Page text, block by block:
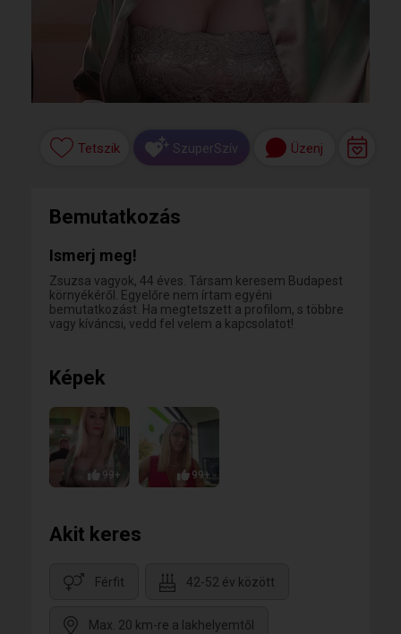
Tetszik SzuperSzív Üzenj
Bemutatkozás
Ismerj meg!
Zsuzsa vagyok, 44 éves. Társam keresem Budapest
környékéről. Egyelőre nem írtam egyéni
bemutatkozást. Ha megtetszett a profilom, s többre
vagy kíváncsi, vedd fel velem a kapcsolatot!
Képek
99+ 99+
Akit keres
Férfit 42-52 év között
Max. 20 km-re a lakhelyemtől